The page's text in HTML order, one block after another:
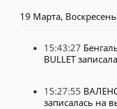
19 Марта,
15:43:27
BULLET
15:27:55
записалась на